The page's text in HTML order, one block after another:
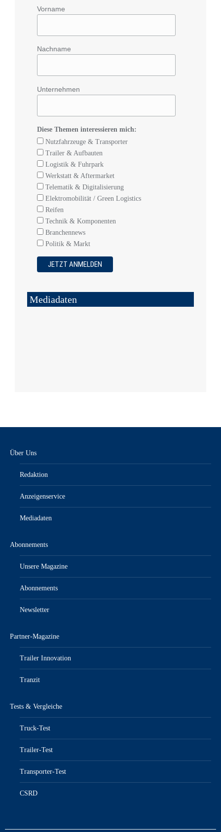
Vorname
Nachname
Unternehmen
Diese Themen interessieren mich:
Nutzfahrzeuge & Transporter
Trailer & Aufbauten
Logistik & Fuhrpark
Werkstatt & Aftermarket
Telematik & Digitalisierung
Elektromobilität / Green Logistics
Reifen
Technik & Komponenten
Branchennews
Politik & Markt
Mediadaten
Über Uns
Redaktion
Anzeigenservice
Mediadaten
Abonnements
Unsere Magazine
Abonnements
Newsletter
Partner-Magazine
Trailer Innovation
Tranzit
Tests & Vergleiche
Truck-Test
Trailer-Test
Transporter-Test
CSRD